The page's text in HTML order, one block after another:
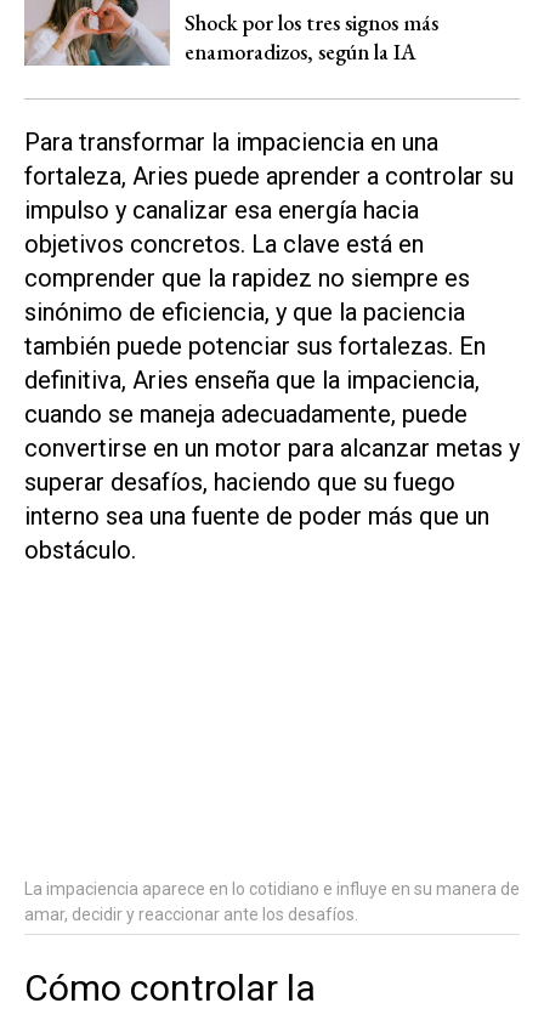
Shock por los tres signos más
enamoradizos, según la IA
Para transformar la impaciencia en una
fortaleza, Aries puede aprender a controlar su
impulso y canalizar esa energía hacia
objetivos concretos. La clave está en
comprender que la rapidez no siempre es
sinónimo de eficiencia, y que la paciencia
también puede potenciar sus fortalezas. En
definitiva, Aries enseña que la impaciencia,
cuando se maneja adecuadamente, puede
convertirse en un motor para alcanzar metas y
superar desafíos, haciendo que su fuego
interno sea una fuente de poder más que un
obstáculo.
La impaciencia aparece en lo cotidiano e influye en su manera de
amar, decidir y reaccionar ante los desafíos.
Cómo controlar la